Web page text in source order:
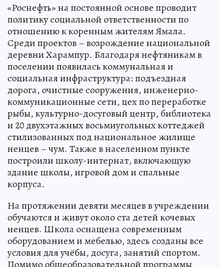
«Роснефть» на постоянной основе проводит
политику социальной ответственности по
отношению к коренным жителям Ямала.
Среди проектов – возрождение национальной
деревни Харампур. Благодаря нефтяникам в
поселении появилась коммунальная и
социальная инфраструктура: подъездная
дорога, очистные сооружения, инженерно-
коммуникационные сети, цех по переработке
рыбы, культурно-досуговый центр, библиотека
и 20 двухэтажных восьмиугольных коттеджей
стилизованных под национальное жилище
ненцев – чум. Также в населенном пункте
построили школу-интернат, включающую
здание школы, игровой дом и спальные
корпуса.
На протяжении девяти месяцев в учреждении
обучаются и живут около ста детей кочевых
ненцев. Школа оснащена современным
оборудованием и мебелью, здесь созданы все
условия для учёбы, досуга, занятий спортом.
Помимо общеобразовательной программы